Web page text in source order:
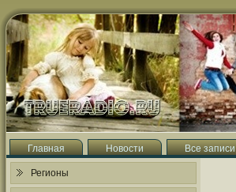
Главная Новости Все записи
Регионы